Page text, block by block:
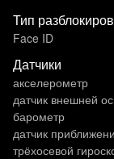
Тип
Face ID
Датчики
акселерометр
датчик внешней
барометр
датчик
трёхосевой